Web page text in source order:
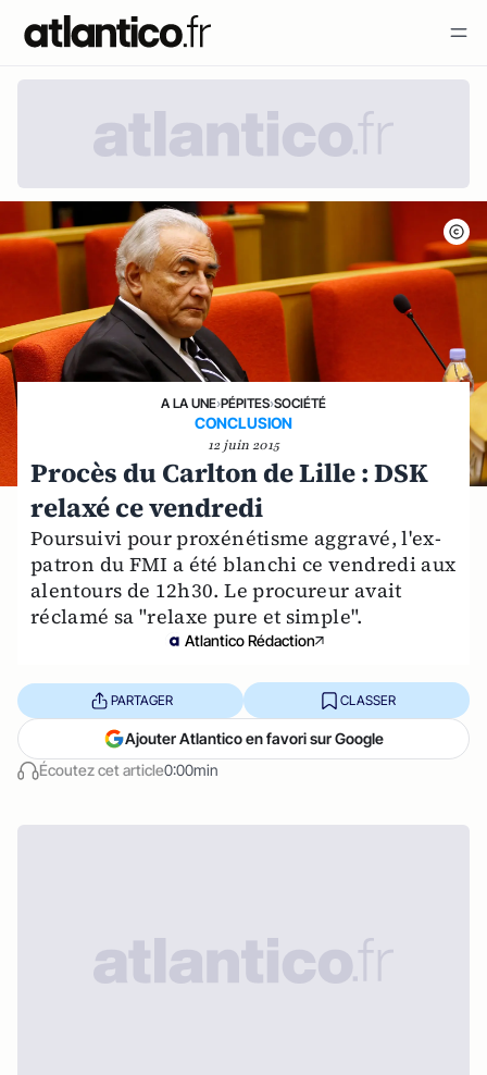
A LA UNE›PÉPITES›SOCIÉTÉ
CONCLUSION
12 juin 2015
Procès du Carlton de Lille : DSK
relaxé ce vendredi
Poursuivi pour proxénétisme aggravé, l'ex-
patron du FMI a été blanchi ce vendredi aux
alentours de 12h30. Le procureur avait
réclamé sa "relaxe pure et simple".
Atlantico Rédaction
Écoutez cet article0:00min
PARTAGER CLASSER
Ajouter Atlantico en favori sur Google